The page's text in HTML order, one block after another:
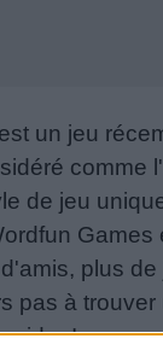
un jeu
comme
de jeu
plus
pas à
aider !